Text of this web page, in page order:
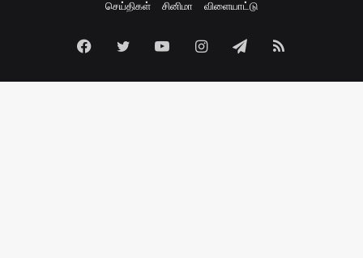
செய்திகள்
சினிமா விளையாட்டு
Facebook
Twitter YouTubeInstagramTelegram